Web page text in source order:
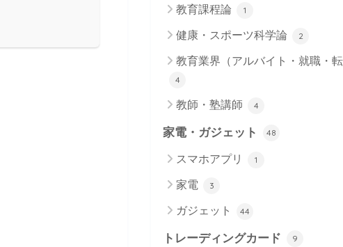
教育課程論 1
健康・スポーツ科学論 2
教育業界（アルバイト・就職・
4
教師・塾講師 4
家電・ガジェット 48
スマホアプリ 1
家電 3
ガジェット 44
トレーディングカード 9